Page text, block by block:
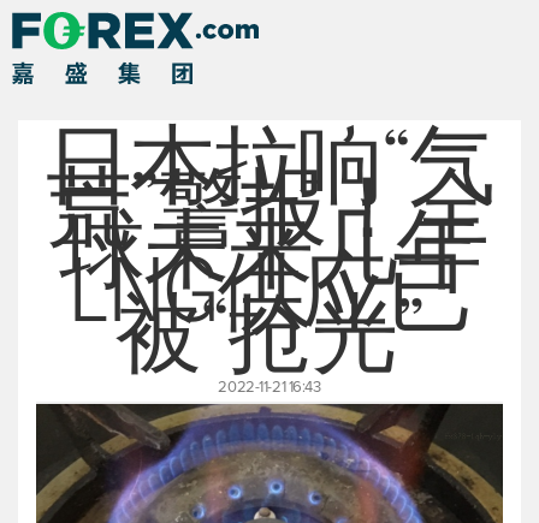
日本拉响“气
荒”警报！全
球未来几年
LNG供应已
被“抢光”
2022-11-21 16:43